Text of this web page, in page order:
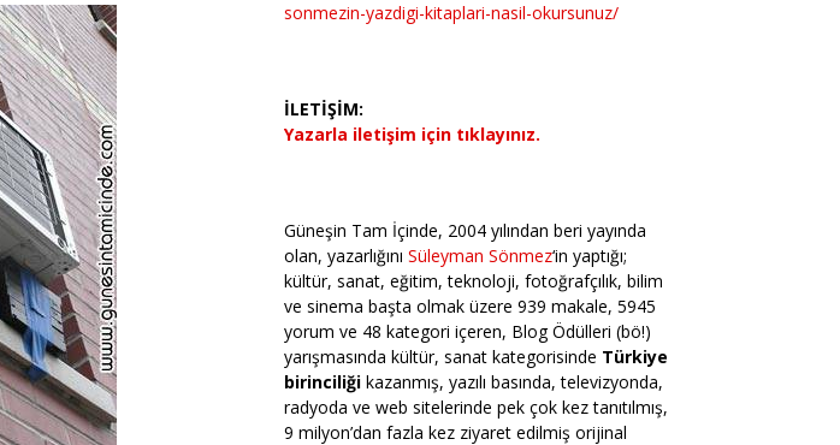
sonmezin-yazdigi-kitaplari-nasil-okursunuz/
İLETİŞİM:
Yazarla iletişim için tıklayınız.
Güneşin Tam İçinde, 2004 yılından beri yayında
olan, yazarlığını Süleyman Sönmez‘in yaptığı;
kültür, sanat, eğitim, teknoloji, fotoğrafçılık, bilim
ve sinema başta olmak üzere 939 makale, 5945
yorum ve 48 kategori içeren, Blog Ödülleri (bö!)
yarışmasında kültür, sanat kategorisinde Türkiye
birinciliği kazanmış, yazılı basında, televizyonda,
radyoda ve web sitelerinde pek çok kez tanıtılmış,
9 milyon’dan fazla kez ziyaret edilmiş orijinal